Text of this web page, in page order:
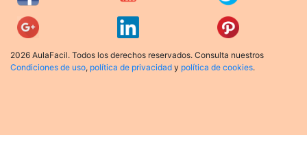
2026 AulaFacil. Todos los derechos reservados. Consulta nuestros
Condiciones de uso, política de privacidad y política de cookies.